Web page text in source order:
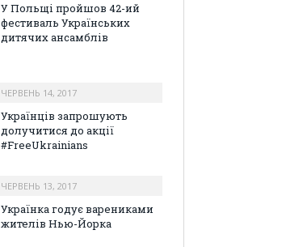
У Польщі пройшов 42-ий
фестиваль Українських
дитячих ансамблів
ЧЕРВЕНЬ 14, 2017
Українців запрошують
долучитися до акції
#FreeUkrainians
ЧЕРВЕНЬ 13, 2017
Українка годує варениками
жителів Нью-Йорка